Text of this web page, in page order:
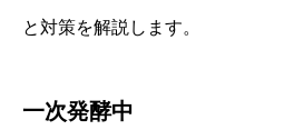
と対策を解説します。
一次発酵中